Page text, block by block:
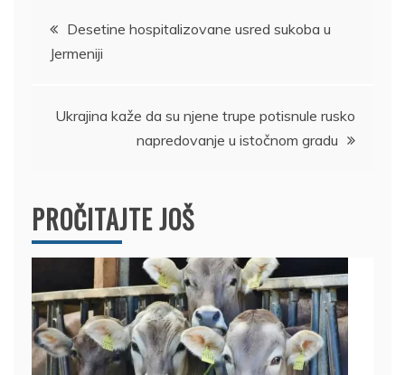
Kretanje
članka
Desetine hospitalizovane usred sukoba u
Jermeniji
Ukrajina kaže da su njene trupe potisnule rusko
napredovanje u istočnom gradu
PROČITAJTE JOŠ